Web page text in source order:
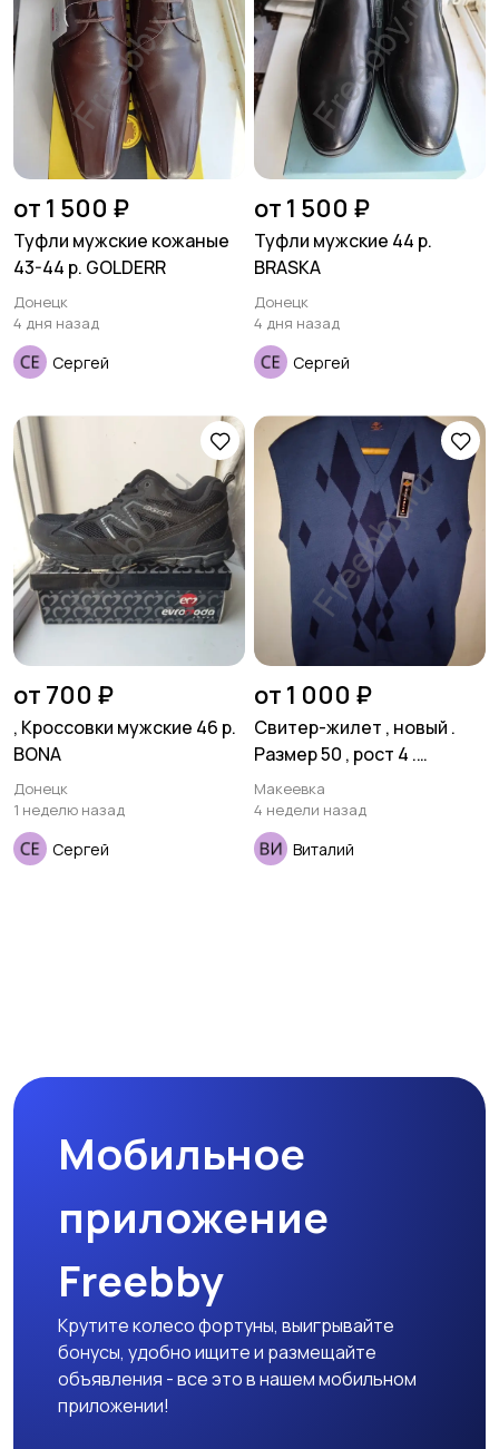
Футболки и поло Штаны и шорты
Другое
от 1 500 ₽
Туфли мужские кожаные
43-44 р. GOLDERR
Донецк
4 дня назад
Сергей
от 1 500 ₽
Туфли мужские 44 р.
BRASKA
Донецк
4 дня назад
Сергей
от 700 ₽
, Кроссовки мужские 46 р.
BONA
Донецк
1 неделю назад
Сергей
от 1 000 ₽
Свитер-жилет , новый .
Размер 50 , рост 4 .
Шерсть 50 % . Турция .
Макеевка
4 недели назад
Виталий
Мобильное
приложение
Freebby
Крутите колесо фортуны, выигрывайте
бонусы, удобно ищите и размещайте
объявления - все это в нашем мобильном
приложении!